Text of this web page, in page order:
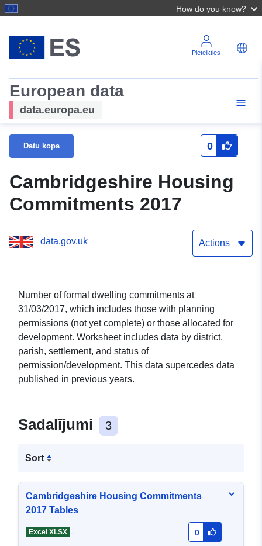
How do you know?
Pieteikties
European data
data.europa.eu
Datu kopa 0
Cambridgeshire Housing
Commitments 2017
data.gov.uk Actions
Number of formal dwelling commitments at
31/03/2017, which includes those with planning
permissions (not yet complete) or those allocated for
development. Worksheet includes data by district,
parish, settlement, and status of
permission/development. This data supercedes data
published in previous years.
Sadalījumi 3
Sort
Cambridgeshire Housing Commitments
2017 Tables
Excel XLSX - 0